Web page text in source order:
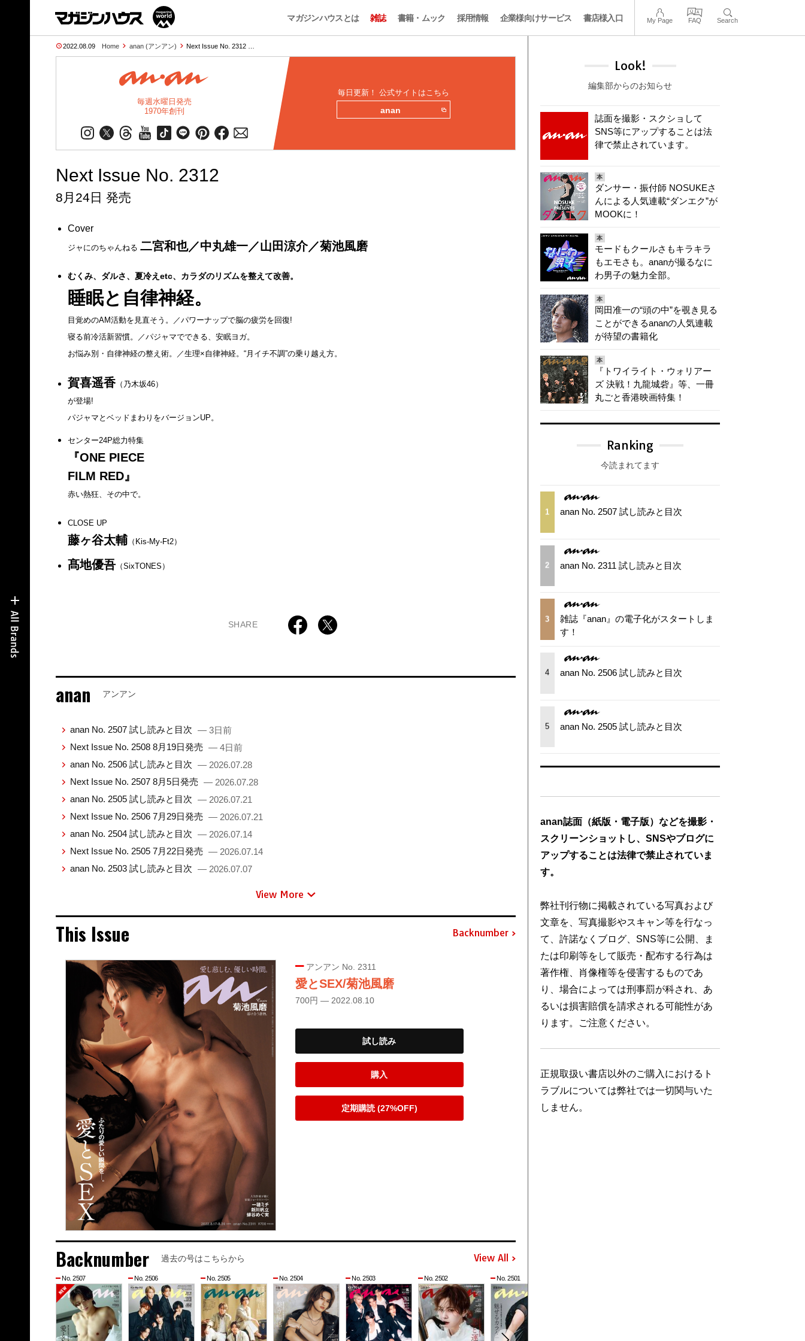
マガジンハウスとは 雑誌 書籍・ムック 採用情報 企業様向けサービス 書店様入口 My Page FAQ Search
2022.08.09 Home anan (アンアン) Next Issue No. 2312 …
毎週水曜日発売
1970年創刊
毎日更新！ 公式サイトはこちら
anan
Next Issue No. 2312
8月24日 発売
Cover
ジャにのちゃんねる 二宮和也／中丸雄一／山田涼介／菊池風磨
むくみ、ダルさ、夏冷えetc、カラダのリズムを整えて改善。
睡眠と自律神経。
目覚めのAM活動を見直そう。／パワーナップで脳の疲労を回復!
寝る前冷活新習慣。／パジャマでできる、安眠ヨガ。
お悩み別・自律神経の整え術。／生理×自律神経。“月イチ不調”の乗り越え方。
賀喜遥香（乃木坂46）
が登場!
パジャマとベッドまわりをバージョンUP。
センター24P総力特集
『ONE PIECE
FILM RED』
赤い熱狂、その中で。
CLOSE UP
藤ヶ谷太輔 （Kis-My-Ft2）
髙地優吾（SixTONES）
SHARE
anan アンアン
anan No. 2507 試し読みと目次 — 3日前
Next Issue No. 2508 8月19日発売 — 4日前
anan No. 2506 試し読みと目次 — 2026.07.28
Next Issue No. 2507 8月5日発売 — 2026.07.28
anan No. 2505 試し読みと目次 — 2026.07.21
Next Issue No. 2506 7月29日発売 — 2026.07.21
anan No. 2504 試し読みと目次 — 2026.07.14
Next Issue No. 2505 7月22日発売 — 2026.07.14
anan No. 2503 試し読みと目次 — 2026.07.07
View More
This Issue Backnumber
アンアン No. 2311
愛とSEX/菊池風磨
700円 — 2022.08.10
試し読み
購入
定期購読 (27%OFF)
Backnumber 過去の号はこちらから View All
No. 2507 No. 2506 No. 2505 No. 2504 No. 2503 No. 2502 No. 2501
Look!
編集部からのお知らせ
誌面を撮影・スクショして
SNS等にアップすることは法
律で禁止されています。
本
ダンサー・振付師 NOSUKEさ
んによる人気連載“ダンエク”が
MOOKに！
本
モードもクールさもキラキラ
もエモさも。ananが撮るなに
わ男子の魅力全部。
本
岡田准一の“頭の中”を覗き見る
ことができるananの人気連載
が待望の書籍化
本
『トワイライト・ウォリアー
ズ 決戦！九龍城砦』等、一冊
丸ごと香港映画特集！
Ranking
今読まれてます
1 anan No. 2507 試し読みと目次
2 anan No. 2311 試し読みと目次
3
雑誌『anan』の電子化がスタートしま
す！
4 anan No. 2506 試し読みと目次
5 anan No. 2505 試し読みと目次
anan誌面（紙版・電子版）などを撮影・
スクリーンショットし、SNSやブログに
アップすることは法律で禁止されていま
す。
弊社刊行物に掲載されている写真および
文章を、写真撮影やスキャン等を行なっ
て、許諾なくブログ、SNS等に公開、ま
たは印刷等をして販売・配布する行為は
著作権、肖像権等を侵害するものであ
り、場合によっては刑事罰が科され、あ
るいは損害賠償を請求される可能性があ
ります。ご注意ください。
正規取扱い書店以外のご購入におけるト
ラブルについては弊社では一切関与いた
しません。